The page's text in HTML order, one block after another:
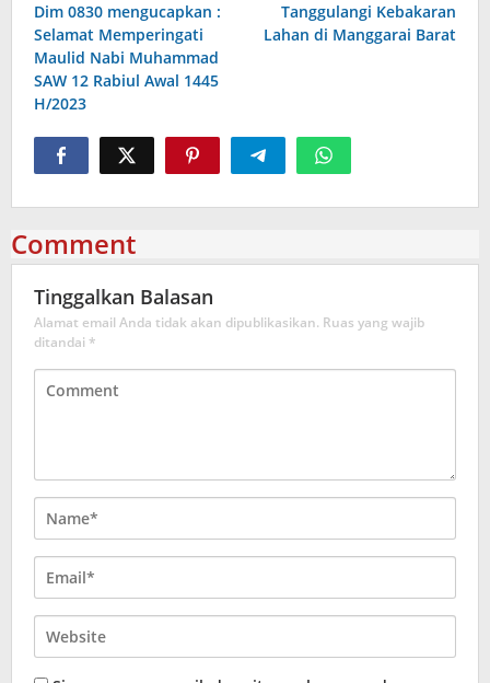
Dim 0830 mengucapkan :
Selamat Memperingati
Maulid Nabi Muhammad
SAW 12 Rabiul Awal 1445
H/2023
Tanggulangi Kebakaran
Lahan di Manggarai Barat
Comment
Tinggalkan Balasan
Alamat email Anda tidak akan dipublikasikan. Ruas yang wajib
ditandai *